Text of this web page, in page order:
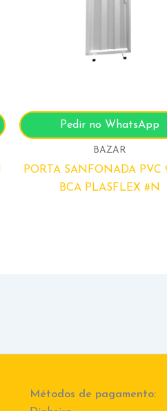
Pedir no WhatsApp
BAZAR
PORTA SANFONADA PVC
BCA PLASFLEX #N
Métodos de pagamento: